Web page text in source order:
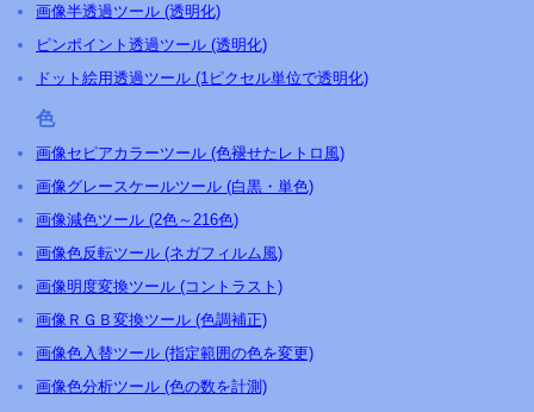
画像半透過ツール (透明化)
ピンポイント透過ツール (透明化)
ドット絵用透過ツール (1ピクセル単位で透明化)
色
画像セピアカラーツール (色褪せたレトロ風)
画像グレースケールツール (白黒・単色)
画像減色ツール (2色～216色)
画像色反転ツール (ネガフィルム風)
画像明度変換ツール (コントラスト)
画像ＲＧＢ変換ツール (色調補正)
画像色入替ツール (指定範囲の色を変更)
画像色分析ツール (色の数を計測)